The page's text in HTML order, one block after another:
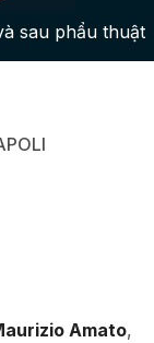
sau phẩu thuật
Amato,